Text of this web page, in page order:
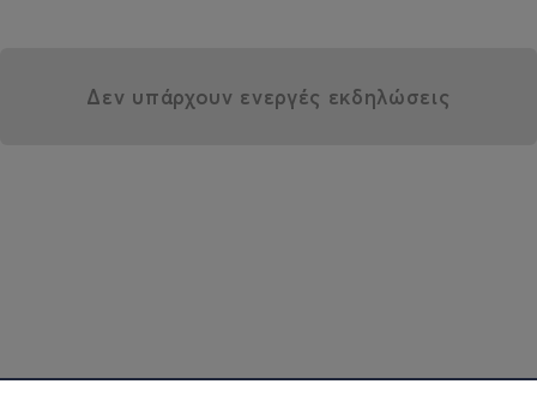
Δεν υπάρχουν ενεργές εκδηλώσεις